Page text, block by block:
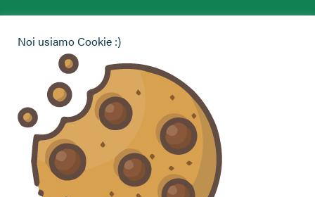
Vuoi contattarci per ricevere assistenza, lasciare un
commento o chiedere informazioni?
CONTATTACI
Seguici sui social
Noi usiamo Cookie :)